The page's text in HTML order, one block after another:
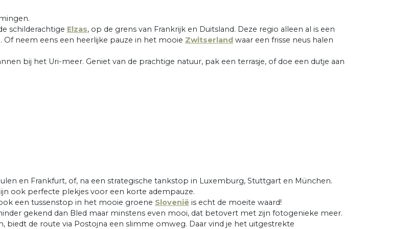
schilderachtige Elzas, op de grens van Frankrijk en Duitsland. Deze regio alleen al is een
neem eens een heerlijke pauze in het mooie Zwitserland waar een frisse neus halen
bij het Uri-meer. Geniet van de prachtige natuur, pak een terrasje, of doe een dutje aan
en Frankfurt, of, na een strategische tankstop in Luxemburg, Stuttgart en München.
ook perfecte plekjes voor een korte adempauze.
een tussenstop in het mooie groene Slovenië is echt de moeite waard!
gekend dan Bled maar minstens even mooi, dat betovert met zijn fotogenieke meer.
de route via Postojna een slimme omweg. Daar vind je het uitgestrekte